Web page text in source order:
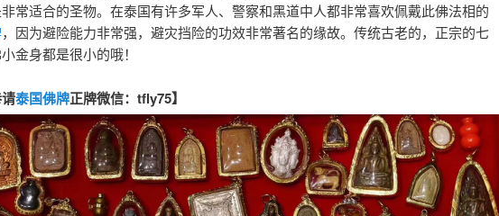
常适合的圣物。在泰国有许多军人、警察和黑道中人都非常喜欢佩戴此佛法相的
，因为避险能力非常强，避灾挡险的功效非常著名的缘故。传统古老的，正宗的七
金身都是很小的哦！
请泰国佛牌正牌微信：tfly75】